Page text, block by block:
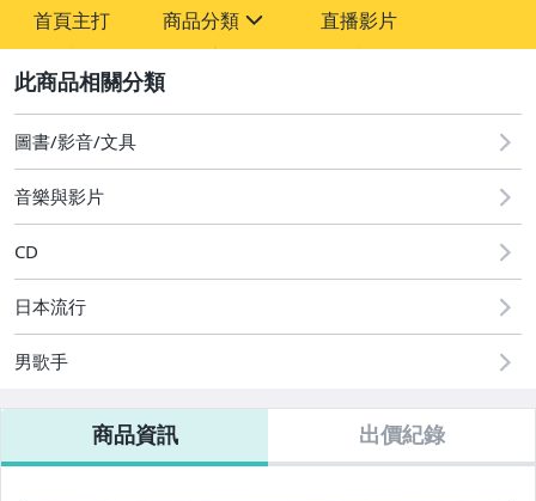
首頁主打 商品分類
圖書/影音/文具
直播影片
圖書/影音/文具
音樂與影片
CD
日本流行
男歌手
商品資訊 出價紀錄